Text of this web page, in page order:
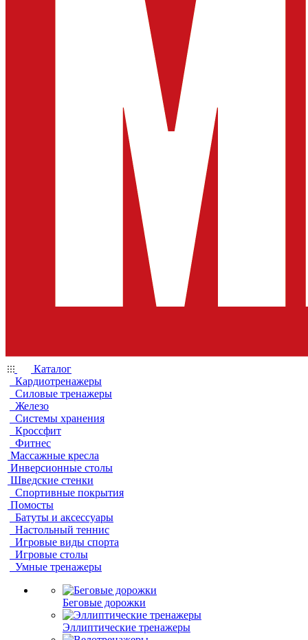
Каталог
Кардиотренажеры
Силовые тренажеры
Железо
Системы хранения
Кроссфит
Фитнес
Массажные кресла
Инверсионные столы
Шведские стенки
Спортивные покрытия
Помосты
Батуты и аксессуары
Настольный теннис
Игровые виды спорта
Игровые столы
Умные тренажеры
Беговые дорожки
Эллиптические тренажеры